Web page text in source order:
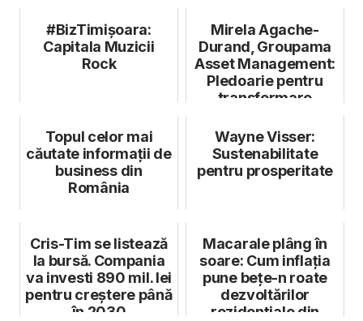
#BizTimișoara:
Capitala Muzicii
Rock
Mirela Agache-
Durand, Groupama
Asset Management:
Pledoarie pentru
transformare
Topul celor mai
căutate informații de
business din
România
Wayne Visser:
Sustenabilitate
pentru prosperitate
Cris-Tim se listează
la bursă. Compania
va investi 890 mil. lei
pentru creștere până
în 2030
Macarale plâng în
soare: Cum inflația
pune bețe-n roate
dezvoltărilor
rezidențiale din